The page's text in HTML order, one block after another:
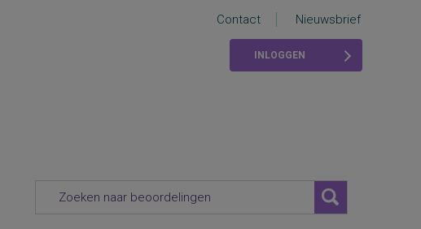
Contact Nieuwsbrief
INLOGGEN